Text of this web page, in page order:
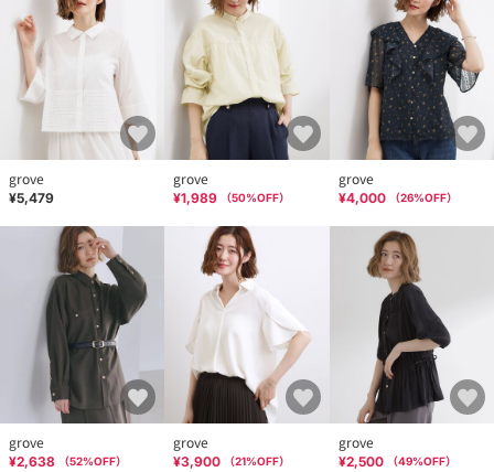
grove
¥5,479
grove
¥1,989 （50%OFF）
grove
¥4,000 （26%OFF）
grove
¥2,638 （52%OFF）
grove
¥3,900 （21%OFF）
grove
¥2,500 （49%OFF）